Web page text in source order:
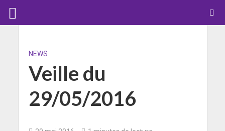
NEWS
Veille du
29/05/2016